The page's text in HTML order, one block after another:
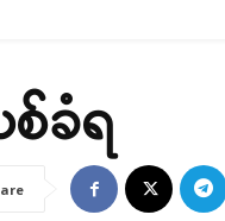
ခံရ